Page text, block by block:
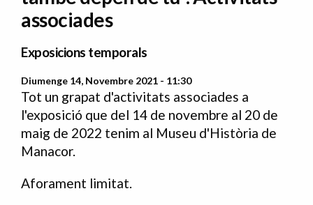
associades
Exposicions temporals
Diumenge 14, Novembre 2021 - 11:30
Tot un grapat d'activitats associades a
l'exposició que del 14 de novembre al 20 de
maig de 2022 tenim al Museu d'Història de
Manacor.
Aforament limitat.